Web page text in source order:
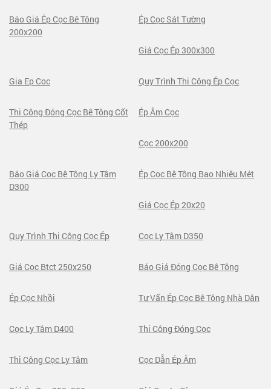
Báo Giá Ép Cọc Bê Tông
200x200
Ép Cọc Sát Tường
Giá Cọc Ép 300x300
Gia Ep Coc Quy Trình Thi Công Ép Cọc
Thi Công Đóng Cọc Bê Tông Cốt
Thép
Ép Âm Cọc
Cọc 200x200
Báo Giá Cọc Bê Tông Ly Tâm
D300
Ép Cọc Bê Tông Bao Nhiêu Mét
Giá Cọc Ép 20x20
Quy Trình Thi Công Cọc Ép Cọc Ly Tâm D350
Giá Cọc Btct 250x250 Báo Giá Đóng Cọc Bê Tông
Ép Cọc Nhồi Tư Vấn Ép Cọc Bê Tông Nhà Dân
Cọc Ly Tâm D400 Thi Công Đóng Cọc
Thi Công Cọc Ly Tâm Cọc Dẫn Ép Âm